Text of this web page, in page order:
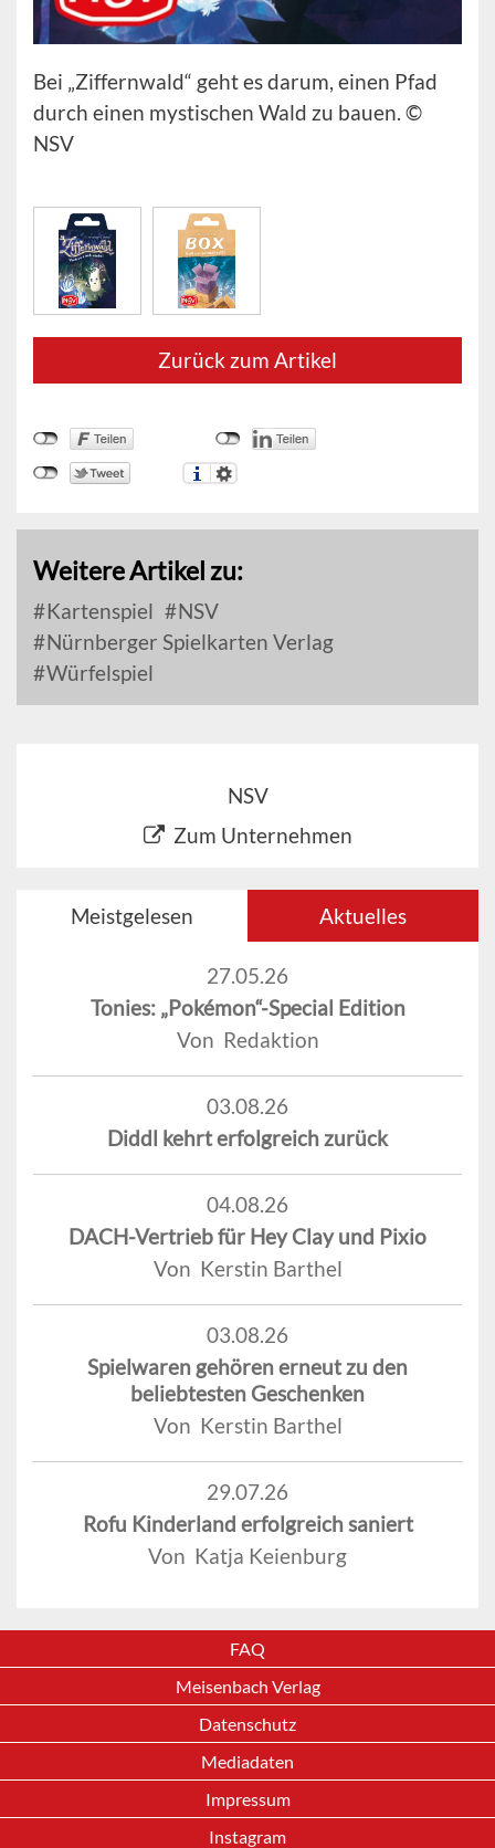
Bei „Ziffernwald“ geht es darum, einen Pfad
durch einen mystischen Wald zu bauen. ©
NSV
Zurück zum Artikel
Weitere Artikel zu:
Kartenspiel
NSV
Nürnberger Spielkarten Verlag
Würfelspiel
NSV
Zum Unternehmen
Meistgelesen Aktuelles
27.05.26
Tonies: „Pokémon“-Special Edition
Von Redaktion
03.08.26
Diddl kehrt erfolgreich zurück
04.08.26
DACH-Vertrieb für Hey Clay und Pixio
Von Kerstin Barthel
03.08.26
Spielwaren gehören erneut zu den
beliebtesten Geschenken
Von Kerstin Barthel
29.07.26
Rofu Kinderland erfolgreich saniert
Von Katja Keienburg
FAQ
Meisenbach Verlag
Datenschutz
Mediadaten
Impressum
Instagram